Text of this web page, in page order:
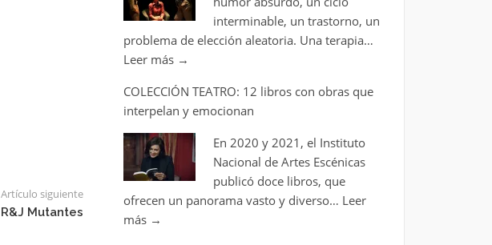
Artículo siguiente
R&J Mutantes
interminable, un trastorno, un
problema de elección aleatoria. Una terapia…
Leer más →
COLECCIÓN TEATRO: 12 libros con obras que
interpelan y emocionan
En 2020 y 2021, el Instituto
Nacional de Artes Escénicas
publicó doce libros, que
ofrecen un panorama vasto y diverso… Leer
más →